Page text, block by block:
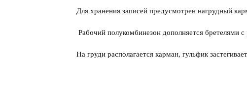
Для хранения записей предусмотрен нагрудный
Рабочий полукомбинезон дополняется бретелями
На груди располагается карман, гульфик